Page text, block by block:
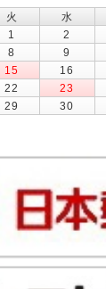
火 水
1
2
8 9
15 16
22 23
29
30